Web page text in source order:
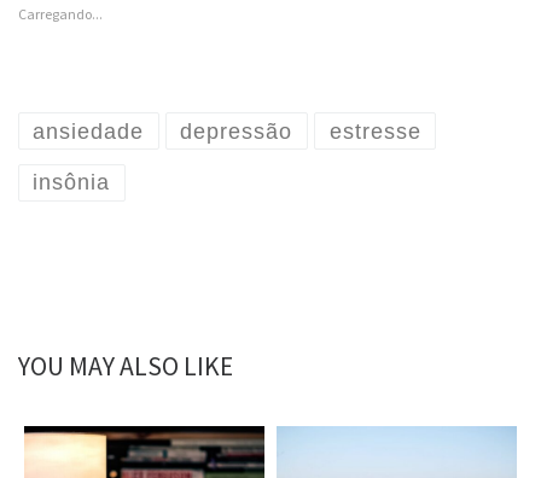
Carregando...
ansiedade depressão estresse
insônia
YOU MAY ALSO LIKE